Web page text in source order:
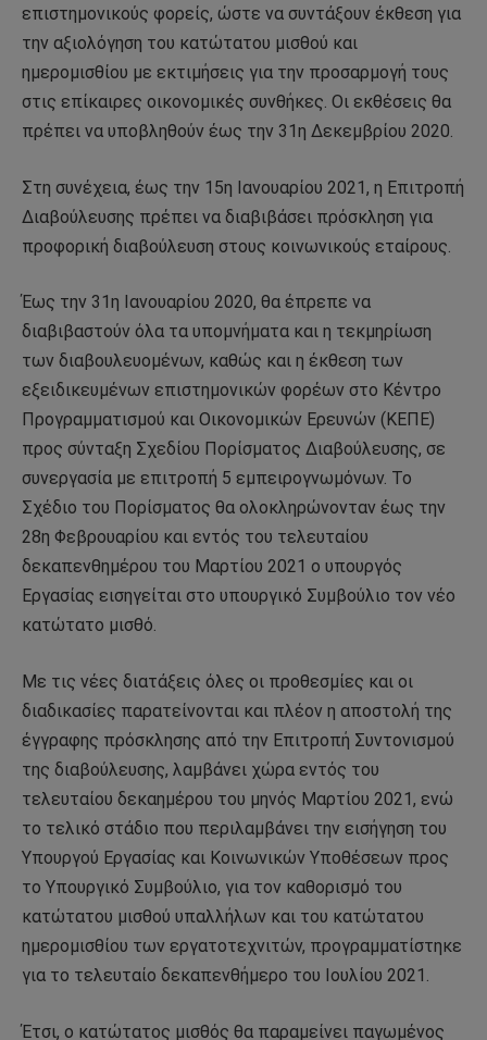
επιστημονικούς φορείς, ώστε να συντάξουν έκθεση για
την αξιολόγηση του κατώτατου μισθού και
ημερομισθίου με εκτιμήσεις για την προσαρμογή τους
στις επίκαιρες οικονομικές συνθήκες. Οι εκθέσεις θα
πρέπει να υποβληθούν έως την 31η Δεκεμβρίου 2020.
Στη συνέχεια, έως την 15η Ιανουαρίου 2021, η Επιτροπή
Διαβούλευσης πρέπει να διαβιβάσει πρόσκληση για
προφορική διαβούλευση στους κοινωνικούς εταίρους.
Έως την 31η Ιανουαρίου 2020, θα έπρεπε να
διαβιβαστούν όλα τα υπομνήματα και η τεκμηρίωση
των διαβουλευομένων, καθώς και η έκθεση των
εξειδικευμένων επιστημονικών φορέων στο Κέντρο
Προγραμματισμού και Οικονομικών Ερευνών (ΚΕΠΕ)
προς σύνταξη Σχεδίου Πορίσματος Διαβούλευσης, σε
συνεργασία με επιτροπή 5 εμπειρογνωμόνων. Το
Σχέδιο του Πορίσματος θα ολοκληρώνονταν έως την
28η Φεβρουαρίου και εντός του τελευταίου
δεκαπενθημέρου του Μαρτίου 2021 ο υπουργός
Εργασίας εισηγείται στο υπουργικό Συμβούλιο τον νέο
κατώτατο μισθό.
Με τις νέες διατάξεις όλες οι προθεσμίες και οι
διαδικασίες παρατείνονται και πλέον η αποστολή της
έγγραφης πρόσκλησης από την Επιτροπή Συντονισμού
της διαβούλευσης, λαμβάνει χώρα εντός του
τελευταίου δεκαημέρου του μηνός Μαρτίου 2021, ενώ
το τελικό στάδιο που περιλαμβάνει την εισήγηση του
Υπουργού Εργασίας και Κοινωνικών Υποθέσεων προς
το Υπουργικό Συμβούλιο, για τον καθορισμό του
κατώτατου μισθού υπαλλήλων και του κατώτατου
ημερομισθίου των εργατοτεχνιτών, προγραμματίστηκε
για το τελευταίο δεκαπενθήμερο του Ιουλίου 2021.
Έτσι, ο κατώτατος μισθός θα παραμείνει παγωμένος